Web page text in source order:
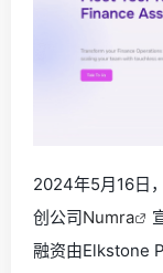
2024年5月16日
创公司Numra
融资由Elkstone